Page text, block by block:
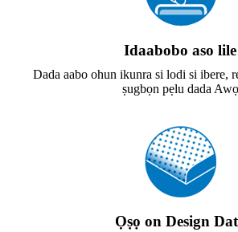
Idaabobo aso lile
Dada aabo ohun ikunra si lodi si ibere,
ṣugbọn pẹlu dada Awọ
Ọṣọ on Design